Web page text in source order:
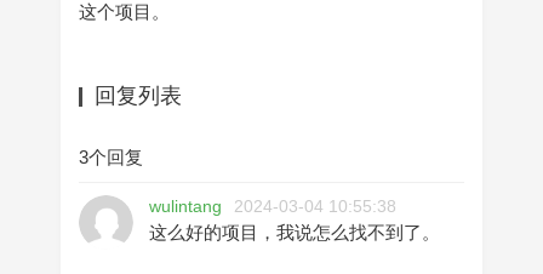
这个项目。
回复列表
3个回复
wulintang 2024-03-04 10:55:38
这么好的项目，我说怎么找不到了。